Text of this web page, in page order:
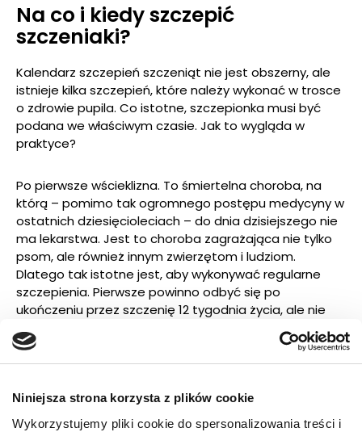
Niniejsza strona korzysta z plików cookie
Wykorzystujemy pliki cookie do spersonalizowania treści i
Na co i kiedy szczepić
szczeniaki?
Kalendarz szczepień szczeniąt nie jest obszerny, ale
istnieje kilka szczepień, które należy wykonać w trosce
o zdrowie pupila. Co istotne, szczepionka musi być
podana we właściwym czasie. Jak to wygląda w
praktyce?
Po pierwsze wścieklizna. To śmiertelna choroba, na
którą – pomimo tak ogromnego postępu medycyny w
ostatnich dziesięcioleciach – do dnia dzisiejszego nie
ma lekarstwa. Jest to choroba zagrażająca nie tylko
psom, ale również innym zwierzętom i ludziom.
Dlatego tak istotne jest, aby wykonywać regularne
szczepienia. Pierwsze powinno odbyć się po
ukończeniu przez szczenię 12 tygodnia życia, ale nie
później niż do 30 dni od ukończenia 12 tygodnia.
Zazwyczaj jest to czas, gdy szczenię trafia z hodowli
do nowego domu.
Kolejne szczepienia muszą być powtarzane co rok (do
końca życia psa) – nie później niż 12 miesięcy od dnia